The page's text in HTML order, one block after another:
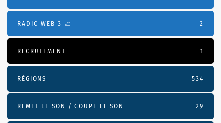
RADIO WEB 3 📈 2
RECRUTEMENT 1
RÉGIONS 534
REMET LE SON / COUPE LE SON 29